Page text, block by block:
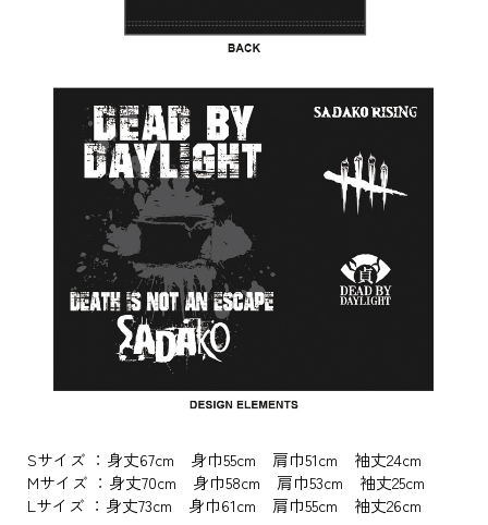
Sサイズ ：身丈67cm 身巾55cm 肩巾51cm 袖丈24cm
Mサイズ ：身丈70cm 身巾58cm 肩巾53cm 袖丈25cm
Lサイズ ：身丈73cm 身巾61cm 肩巾55cm 袖丈26cm